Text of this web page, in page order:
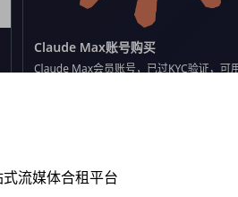
式流媒体合租平台